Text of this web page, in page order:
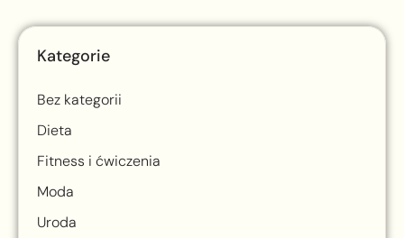
Kategorie
Bez kategorii
Dieta
Fitness i ćwiczenia
Moda
Uroda